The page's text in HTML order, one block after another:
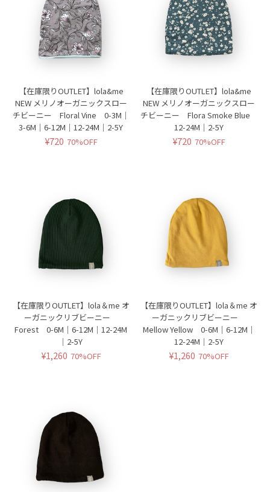
【在庫限りOUTLET】lola&me
NEW メリノオーガニックスロー
チビーニー Floral Vine 0-3M｜
3-6M｜6-12M｜12-24M｜2-5Y
¥720 70%OFF
【在庫限りOUTLET】lola&me
NEW メリノオーガニックスロー
チビーニー Flora Smoke Blue
12-24M｜2-5Y
¥720 70%OFF
【在庫限りOUTLET】lola＆me オ
ーガニックリブビーニー
Forest 0-6M｜6-12M｜12-24M
｜2-5Y
¥1,260 70%OFF
【在庫限りOUTLET】lola＆me オ
ーガニックリブビーニー
Mellow Yellow 0-6M｜6-12M｜
12-24M｜2-5Y
¥1,260 70%OFF